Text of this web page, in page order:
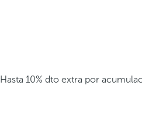
Hasta 10% dto extra por